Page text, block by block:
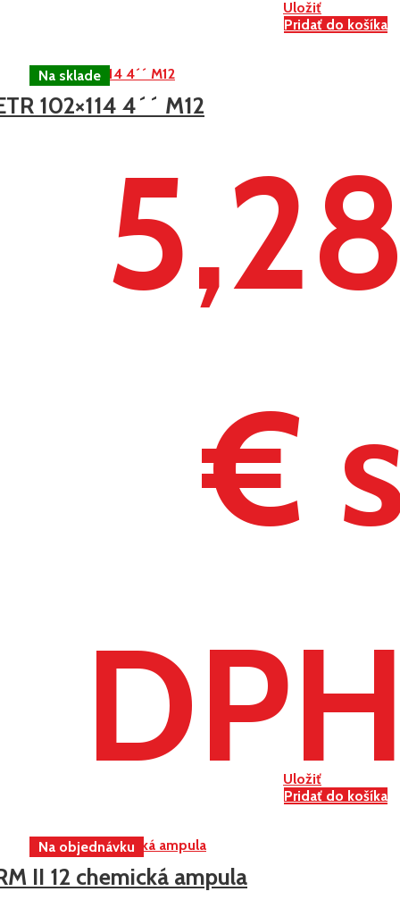
Uložiť
Pridať do košíka
Uložiť
Pridať do košíka
102×114 4´´ M12
€
II 12 chemická ampula